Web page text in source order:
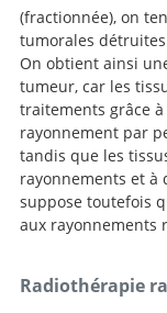
(fractionnée), on
tumorales
On obtient ainsi
tumeur, car les
traitements grâce
rayonnement par
tandis que les
rayonnements et à
suppose toutefois
aux rayonnements
Radiothérapie